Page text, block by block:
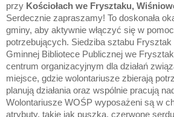
przy Kościołach we Frysztaku,
Serdecznie zapraszamy! To doskonała
gminy, aby aktywnie włączyć się w
potrzebujących. Siedziba sztabu Frysztak
Gminnej Bibliotece Publicznej we
centrum organizacyjnym dla działań
miejsce, gdzie wolontariusze zbierają
planują działania oraz wspólnie pracują
Wolontariusze WOŚP wyposażeni są w
atrybuty, takie jak puszka, czerwone